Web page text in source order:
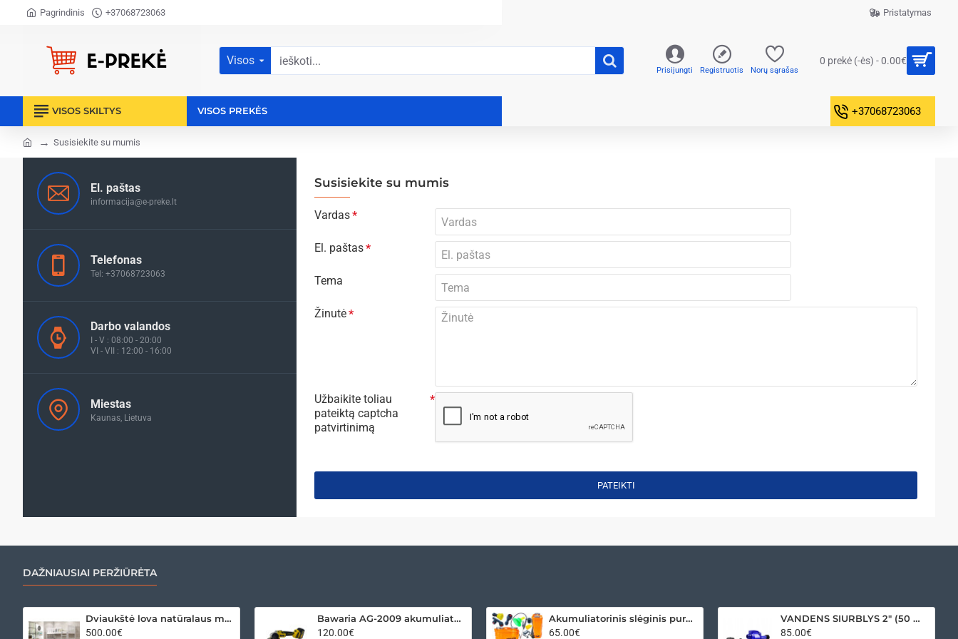
Pagrindinis +37068723063 Pristatymas
Visos
ieškoti... Prisijungti Registruotis Norų sąrašas
0 prekė (-ės) - 0.00€
VISOS SKILTYS VISOS PREKĖS +37068723063
Susisiekite su mumis
El. paštas
informacija@e-preke.lt
Telefonas
Tel: +37068723063
Darbo valandos
I - V : 08:00 - 20:00
VI - VII : 12:00 - 16:00
Miestas
Kaunas, Lietuva
Susisiekite su mumis
Vardas
El. paštas
Tema
Žinutė
Užbaikite toliau
pateiktą captcha
patvirtinimą
PATEIKTI
DAŽNIAUSIAI PERŽIŪRĖTA
Dviaukštė lova natūralaus medžio Balta
500.00€
Bawaria AG-2009 akumuliatorinis kampinis šlifuoklis 18V
120.00€
Akumuliatorinis slėginis purkštuvas 16 L
65.00€
VANDENS SIURBLYS 2" (50 mm) SU PLEIŠTINIU DIRŽU
85.00€